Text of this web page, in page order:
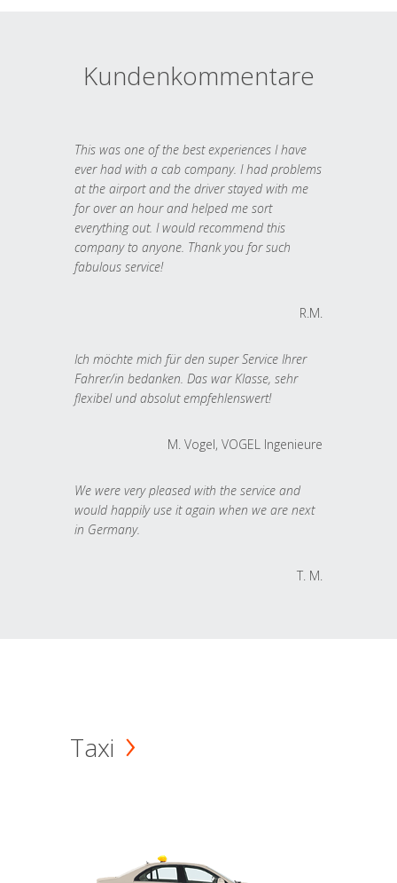
Kundenkommentare
This was one of the best experiences I have
ever had with a cab company. I had problems
at the airport and the driver stayed with me
for over an hour and helped me sort
everything out. I would recommend this
company to anyone. Thank you for such
fabulous service!
R.M.
Ich möchte mich für den super Service Ihrer
Fahrer/in bedanken. Das war Klasse, sehr
flexibel und absolut empfehlenswert!
M. Vogel, VOGEL Ingenieure
We were very pleased with the service and
would happily use it again when we are next
in Germany.
T. M.
Taxi